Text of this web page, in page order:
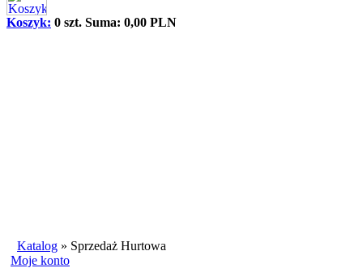
Koszyk: 0 szt. Suma: 0,00 PLN
Katalog » Sprzedaż Hurtowa
Moje konto